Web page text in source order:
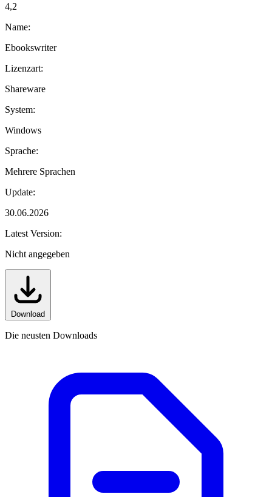
4,2
Name:
Ebookswriter
Lizenzart:
Shareware
System:
Windows
Sprache:
Mehrere Sprachen
Update:
30.06.2026
Latest Version:
Nicht angegeben
Download
Die neusten Downloads